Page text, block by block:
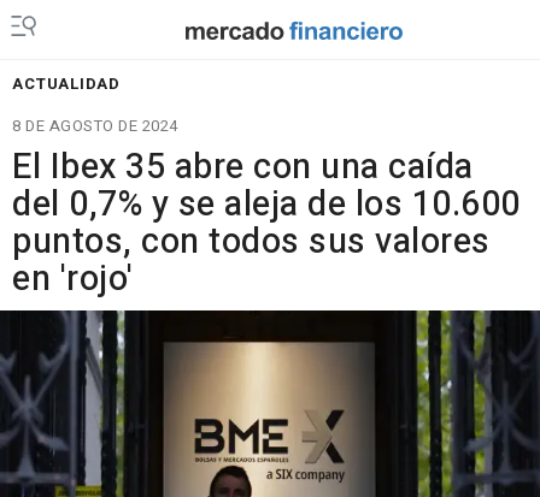
ACTUALIDAD
8 DE AGOSTO DE 2024
El Ibex 35 abre con una caída
del 0,7% y se aleja de los 10.600
puntos, con todos sus valores
en 'rojo'